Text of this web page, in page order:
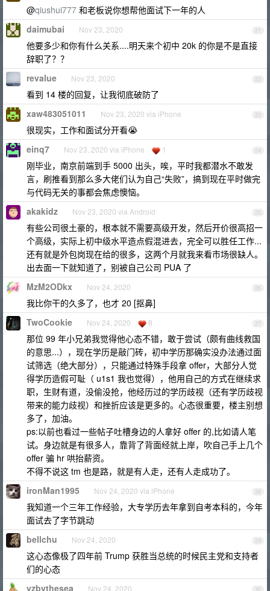
@qiushui777 和老板说你想帮他面试下一年的人
21
daimubai Nov 23, 2020
他要多少和你有什么关系....明天来个初中 20k 的你是不是直接
辞职了？？
22
revalue Nov 23, 2020
看到 14 楼的回复，让我彻底破防了
23
xaw483051011 Nov 23, 2020 via iPhone
很现实，工作和面试分开看😭
24
einq7 Nov 23, 2020 via iPhone 1
刚毕业，南京前端到手 5000 出头，唉，平时我都潜水不敢发
言，刷推看到那么多大佬们认为自己“失败”，搞到现在平时做完
与代码无关的事都会焦虑懊恼。
25
akakidz Nov 23, 2020 via Android
有些公司很土豪的，根本就不需要高级开发，然后开价很高招一
个高级，实际上初中级水平造点假混进去，完全可以胜任工作...
还有就是外包岗现在给的很多，这两个月就我来看市场很缺人。
出去面一下就知道了，别被自己公司 PUA 了
26
MzM2ODkx Nov 24, 2020
我比你干的久多了，也才 20 [抠鼻]
27
TwoCookie Nov 24, 2020 8
那位 99 年小兄弟我觉得他心态不错，敢于尝试（颇有曲线救国
的意思...），现在学历是敲门砖，初中学历那确实没办法通过面
试筛选（绝大部分），只能通过特殊手段拿 offer，大部分人觉
得学历造假可耻（ u1s1 我也觉得），他用自己的方式在继续求
职，生财有道，没偷没抢，他经历过的学历歧视（还有学历歧视
带来的能力歧视）和挫折应该是更多的。心态很重要，楼主别想
多了，加油。
ps:以前也看过一些帖子吐槽身边的人拿好 offer 的,比如请人笔
试。身边就是有很多人，靠背了背面经就上岸，吹自己手上几个
offer 骗 hr 哄抬薪资。
不得不说这 tm 也是路，就是有人走，还有人走成功了。
28
ironMan1995 Nov 24, 2020 via iPhone
我知道一个三年工作经验，大专学历去年拿到自考本科的，今年
面试去了字节跳动
29
bellchu Nov 24, 2020
这心态像极了四年前 Trump 获胜当总统的时候民主党和支持者
们的心态
yzbythesea Nov 24, 2020